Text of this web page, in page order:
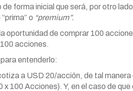
forma inicial que será, por otro
o “premium”.
oportunidad de comprar 100
acciones.
entenderlo:
a USD 20/acción, de tal
100 Acciones). Y, en el caso de